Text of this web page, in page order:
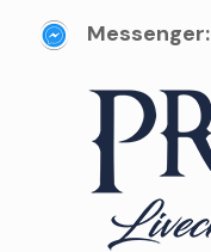
Messenger: